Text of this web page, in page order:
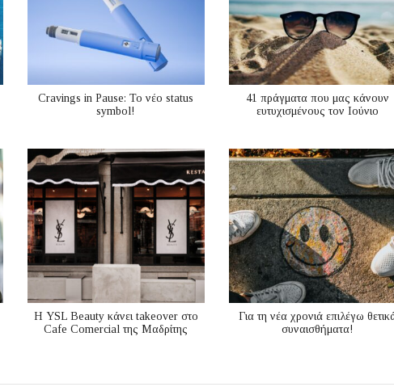
Cravings in Pause: Το νέο status
symbol!
41 πράγματα που μας κάνουν
ευτυχισμένους τον Ιούνιο
Η YSL Beauty κάνει takeover στο
Cafe Comercial της Μαδρίτης
Για τη νέα χρονιά επιλέγω
συναισθήματα!